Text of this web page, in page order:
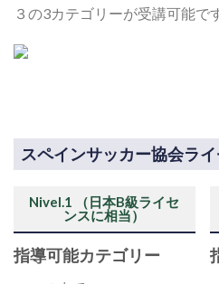
３の3カテゴリーが受講可能で
スペインサッカー協会ラ
Nivel.1 （日本B級ライセ
ンスに相当）
指導可能カテゴリー